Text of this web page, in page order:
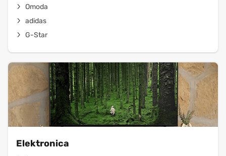
Omoda
adidas
G-Star
Elektronica